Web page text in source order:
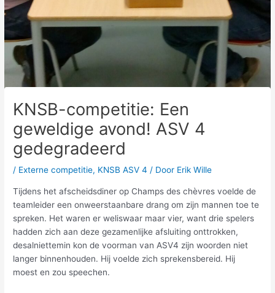
KNSB-competitie: Een
geweldige avond! ASV 4
gedegradeerd
/ Externe competitie, KNSB ASV 4 / Door Erik Wille
Tijdens het afscheidsdiner op Champs des chèvres voelde de
teamleider een onweerstaanbare drang om zijn mannen toe te
spreken. Het waren er weliswaar maar vier, want drie spelers
hadden zich aan deze gezamenlijke afsluiting onttrokken,
desalniettemin kon de voorman van ASV4 zijn woorden niet
langer binnenhouden. Hij voelde zich sprekensbereid. Hij
moest en zou speechen.